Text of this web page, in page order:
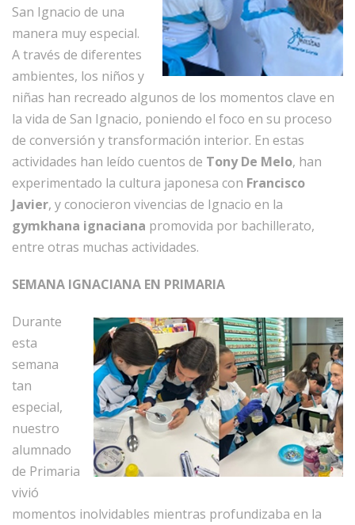
San Ignacio de una
manera muy especial.
A través de diferentes
ambientes, los niños y
niñas han recreado algunos de los momentos clave en
la vida de San Ignacio, poniendo el foco en su proceso
de conversión y transformación interior. En estas
actividades han leído cuentos de Tony De Melo, han
experimentado la cultura japonesa con Francisco
Javier, y conocieron vivencias de Ignacio en la
gymkhana ignaciana promovida por bachillerato,
entre otras muchas actividades.
SEMANA IGNACIANA EN PRIMARIA
Durante
esta
semana
tan
especial,
nuestro
alumnado
de Primaria
vivió
momentos inolvidables mientras profundizaba en la